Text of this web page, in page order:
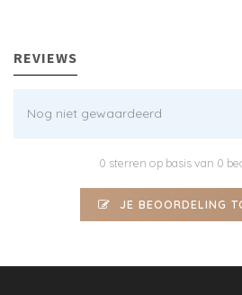
REVIEWS
Nog niet gewaardeerd
0 sterren op basis van 0
JE BEOORDELING